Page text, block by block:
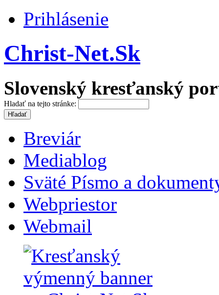
Prihlásenie
Christ-Net.Sk
Slovenský kresťanský
Hladať na tejto stránke:
Breviár
Mediablog
Sväté Písmo a
Webpriestor
Webmail